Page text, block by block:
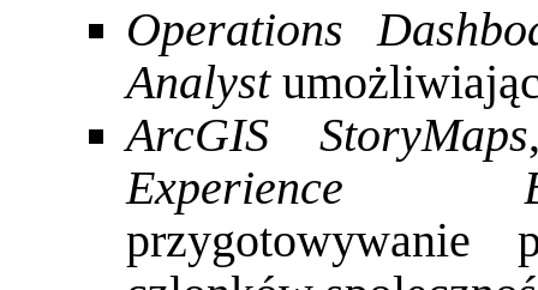
Operations
Analyst
ArcGIS StoryMaps
Experience
przygotowywanie